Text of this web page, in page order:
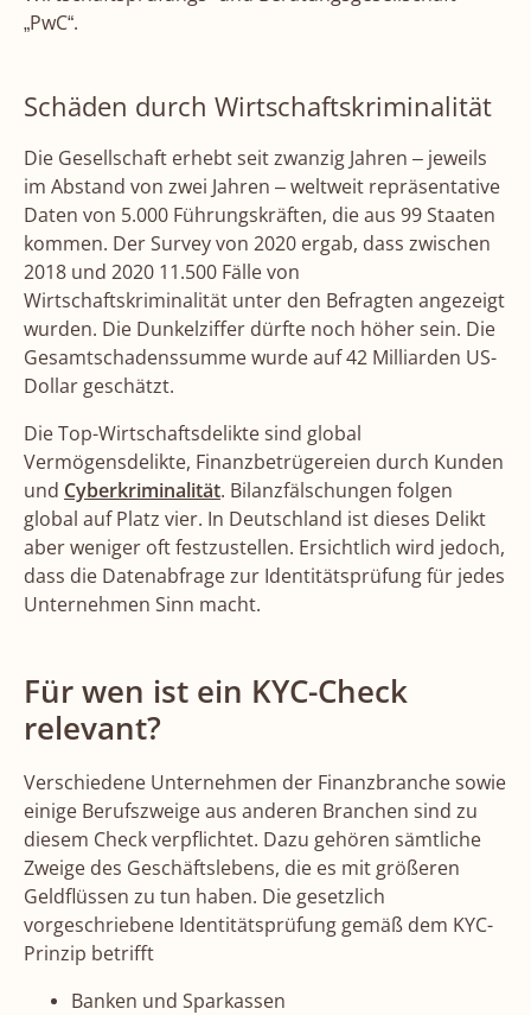
„PwC“.
Schäden durch Wirtschaftskriminalität
Die Gesellschaft erhebt seit zwanzig Jahren – jeweils
im Abstand von zwei Jahren – weltweit repräsentative
Daten von 5.000 Führungskräften, die aus 99 Staaten
kommen. Der Survey von 2020 ergab, dass zwischen
2018 und 2020 11.500 Fälle von
Wirtschaftskriminalität unter den Befragten angezeigt
wurden. Die Dunkelziffer dürfte noch höher sein. Die
Gesamtschadenssumme wurde auf 42 Milliarden US-
Dollar geschätzt.
Die Top-Wirtschaftsdelikte sind global
Vermögensdelikte, Finanzbetrügereien durch Kunden
und Cyberkriminalität. Bilanzfälschungen folgen
global auf Platz vier. In Deutschland ist dieses Delikt
aber weniger oft festzustellen. Ersichtlich wird jedoch,
dass die Datenabfrage zur Identitätsprüfung für jedes
Unternehmen Sinn macht.
Für wen ist ein KYC-Check
relevant?
Verschiedene Unternehmen der Finanzbranche sowie
einige Berufszweige aus anderen Branchen sind zu
diesem Check verpflichtet. Dazu gehören sämtliche
Zweige des Geschäftslebens, die es mit größeren
Geldflüssen zu tun haben. Die gesetzlich
vorgeschriebene Identitätsprüfung gemäß dem KYC-
Prinzip betrifft
Banken und Sparkassen